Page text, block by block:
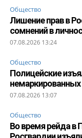
Общество
Лишение прав в
сомнений в
07.08.2026 13:24
Общество
Полицейские
немаркированных
07.08.2026 13:07
Общество
Во время рейда в